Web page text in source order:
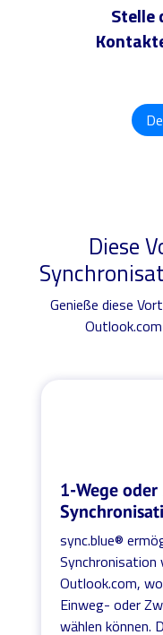
Stelle
Diese
Genieße diese
1-Wege
sync.blue®
Outlook.com,
Einweg- oder
wählen können.